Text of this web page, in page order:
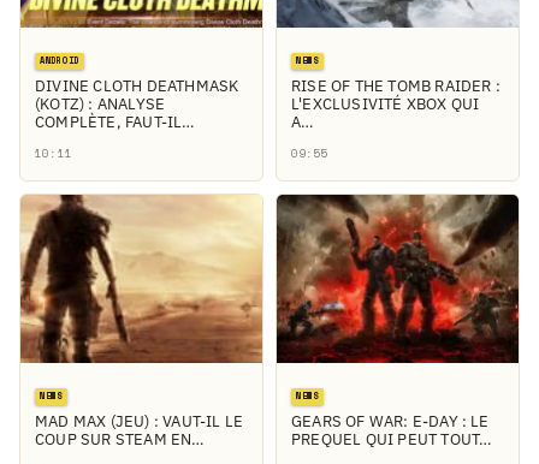
ANDROID
DIVINE CLOTH DEATHMASK
(KOTZ) : ANALYSE
COMPLÈTE, FAUT-IL…
10:11
NEWS
RISE OF THE TOMB RAIDER :
L'EXCLUSIVITÉ XBOX QUI
A…
09:55
NEWS
MAD MAX (JEU) : VAUT-IL LE
COUP SUR STEAM EN…
NEWS
GEARS OF WAR: E-DAY : LE
PREQUEL QUI PEUT TOUT…